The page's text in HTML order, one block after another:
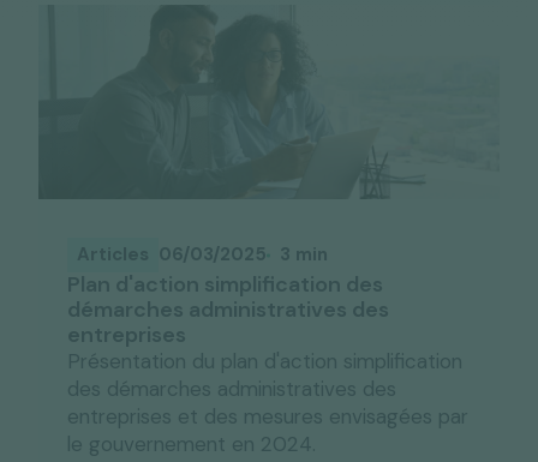
Articles 06/03/2025 3 min
Plan d'action simplification des
démarches administratives des
entreprises
Présentation du plan d'action simplification
des démarches administratives des
entreprises et des mesures envisagées par
le gouvernement en 2024.